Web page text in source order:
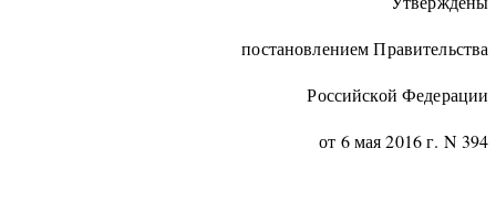
постановлением Правительства
Российской Федерации
от 6 мая 2016 г. N 394